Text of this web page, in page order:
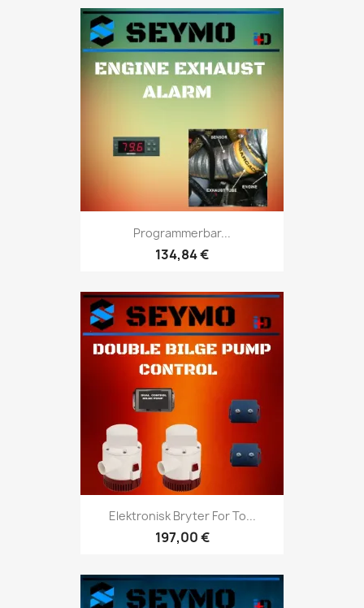
Programmerbar...
134,84 €
Elektronisk Bryter For To...
197,00 €